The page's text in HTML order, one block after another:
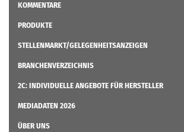
KOMMENTARE
PRODUKTE
STELLENMARKT/GELEGENHEITSANZEIGEN
BRANCHENVERZEICHNIS
2C: INDIVIDUELLE ANGEBOTE FÜR HERSTELLER
MEDIADATEN 2026
ÜBER UNS